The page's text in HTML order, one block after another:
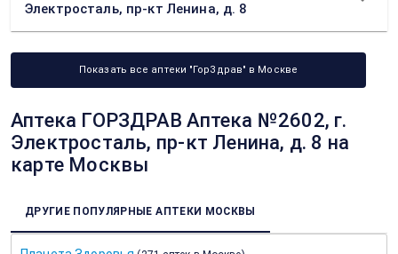
Электросталь, пр-кт Ленина, д. 8
Показать все аптеки "ГорЗдрав" в Москве
Аптека ГОРЗДРАВ Аптека №2602, г.
Электросталь, пр-кт Ленина, д. 8 на
карте Москвы
ДРУГИЕ ПОПУЛЯРНЫЕ АПТЕКИ МОСКВЫ